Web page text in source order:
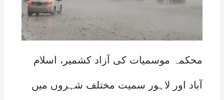
محکمہ موسمیات کی آزاد کشمیر، اسلام
آباد اور لاہور سمیت مختلف شہروں میں